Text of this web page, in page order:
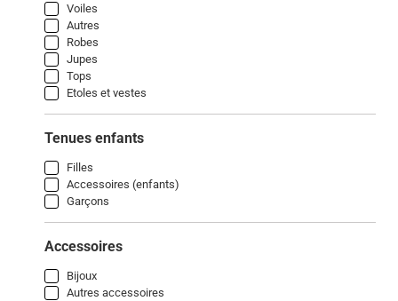
Voiles
Autres
Robes
Jupes
Tops
Etoles et vestes
Tenues enfants
Filles
Accessoires (enfants)
Garçons
Accessoires
Bijoux
Autres accessoires